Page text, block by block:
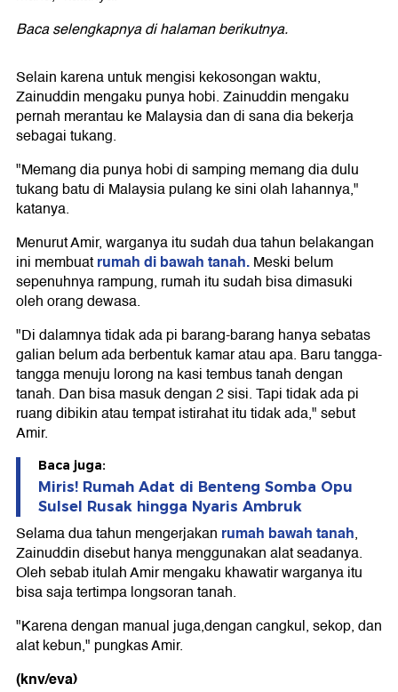
Baca selengkapnya di halaman berikutnya.
Selain karena untuk mengisi kekosongan waktu,
Zainuddin mengaku punya hobi. Zainuddin mengaku
pernah merantau ke Malaysia dan di sana dia bekerja
sebagai tukang.
"Memang dia punya hobi di samping memang dia dulu
tukang batu di Malaysia pulang ke sini olah lahannya,"
katanya.
Menurut Amir, warganya itu sudah dua tahun belakangan
ini membuatrumah di bawah tanah.Meski belum
sepenuhnya rampung, rumah itu sudah bisa dimasuki
oleh orang dewasa.
"Di dalamnya tidak ada pi barang-barang hanya sebatas
galian belum ada berbentuk kamar atau apa. Baru tangga-
tangga menuju lorong na kasi tembus tanah dengan
tanah. Dan bisa masuk dengan 2 sisi. Tapi tidak ada pi
ruang dibikin atau tempat istirahat itu tidak ada," sebut
Amir.
Baca juga:
Miris! Rumah Adat di Benteng Somba Opu
Sulsel Rusak hingga Nyaris Ambruk
Selama dua tahun mengerjakan rumah bawah tanah,
Zainuddin disebut hanya menggunakan alat seadanya.
Oleh sebab itulah Amir mengaku khawatir warganya itu
bisa saja tertimpa longsoran tanah.
"Karena dengan manual juga,dengan cangkul, sekop, dan
alat kebun," pungkas Amir.
(knv/eva)